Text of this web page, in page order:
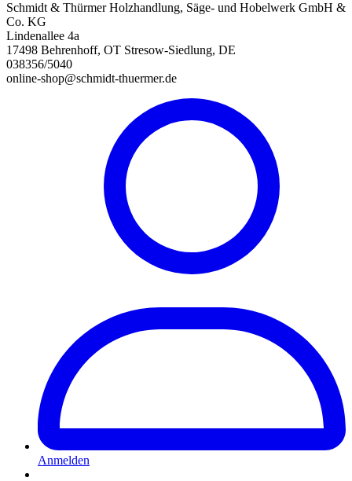
Schmidt & Thürmer Holzhandlung, Säge- und Hobelwerk GmbH &
Co. KG
Lindenallee 4a
17498 Behrenhoff, OT Stresow-Siedlung, DE
038356/5040
online-shop@schmidt-thuermer.de
Anmelden